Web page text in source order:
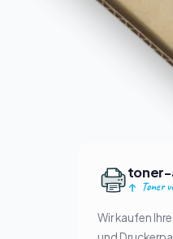
Toner
Wir kaufen